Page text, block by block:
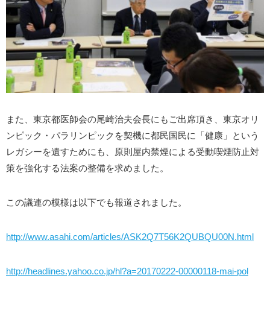
また、東京都医師会の尾崎治夫会長にもご出席頂き、東京オリ
ンピック・パラリンピックを契機に都民国民に「健康」という
レガシーを遺すためにも、原則屋内禁煙による受動喫煙防止対
策を強化する法案の整備を求めました。
この議連の模様は以下でも報道されました。
http://www.asahi.com/articles/ASK2Q7T56K2QUBQU00N.html
http://headlines.yahoo.co.jp/hl?a=20170222-00000118-mai-pol